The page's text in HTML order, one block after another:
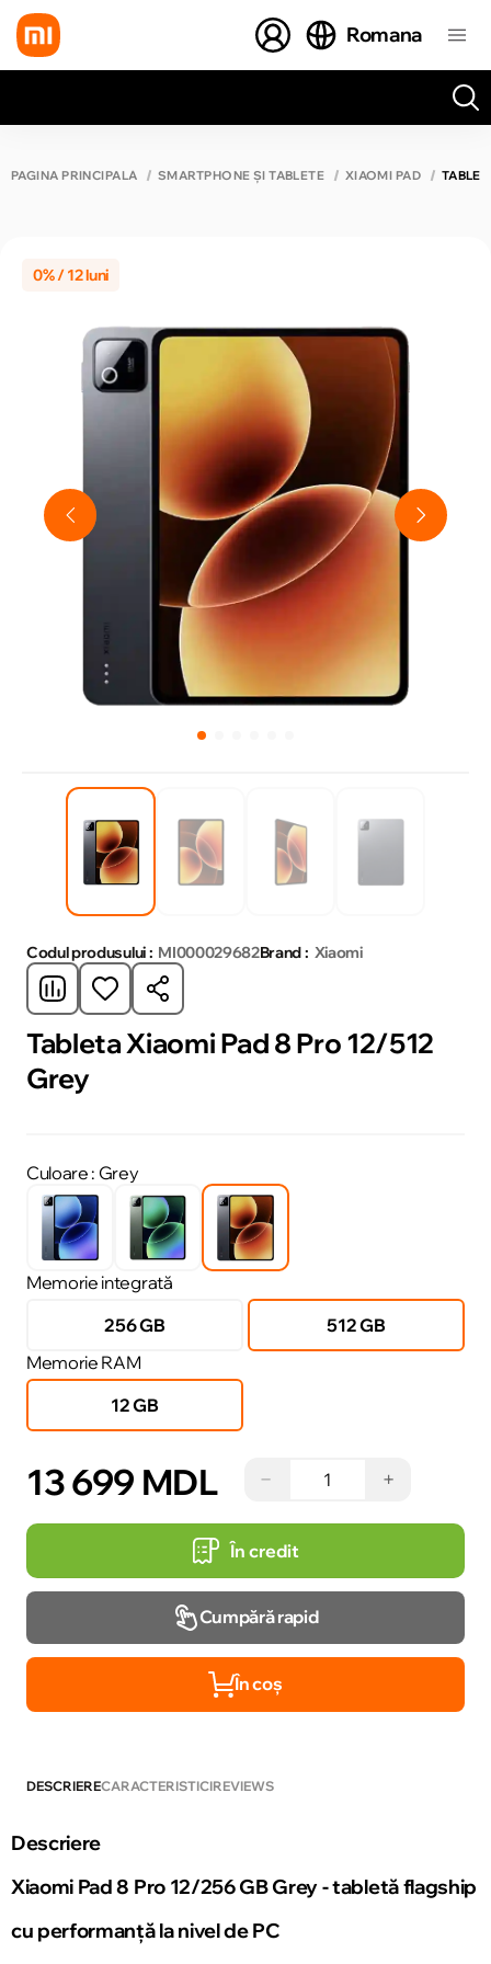
Romana
PAGINA PRINCIPALĂ SMARTPHONE ȘI TABLETE XIAOMI PAD
0% / 12 luni
Codul produsului : MI000029682Brand : Xiaomi
Tableta Xiaomi Pad 8 Pro 12/512
Grey
Culoare : Grey
Memorie integrată
256 GB
512 GB
Memorie RAM
12 GB
13 699 MDL − +
În credit
Cumpără rapid
În coș
DESCRIERECARACTERISTICIREVIEWS
Descriere
Xiaomi Pad 8 Pro 12/256 GB Grey - tabletă flagship
cu performanță la nivel de PC